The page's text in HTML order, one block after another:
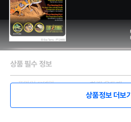
상품 필수 정보
품명 및 모델명 하겐 온도계
상품정보 더보기